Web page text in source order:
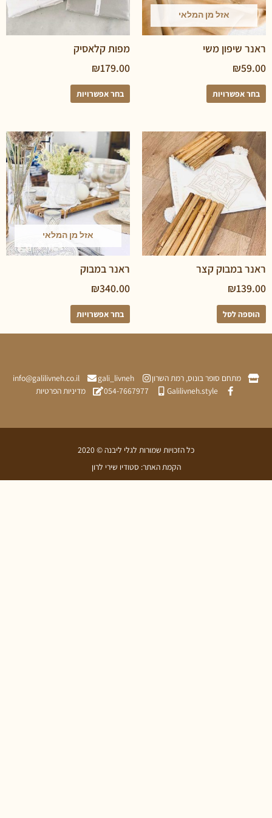
אזל מן המלאי
משי
₪
מפות קלאסיק
₪
בחר אפשרויות
קצר
₪
לסל
אזל מן המלאי
ראנר במבוק
₪
בחר אפשרויות
מתחם סופר בונוס, רמת השרון gali_livneh
info@galilivneh.co.il
Galilivneh.style
054-7667977 מדיניות הפרטיות
כל הזכויות שמורות לגלי ליבנה © 2020
הקמת האתר: סטודיו שירי לרון